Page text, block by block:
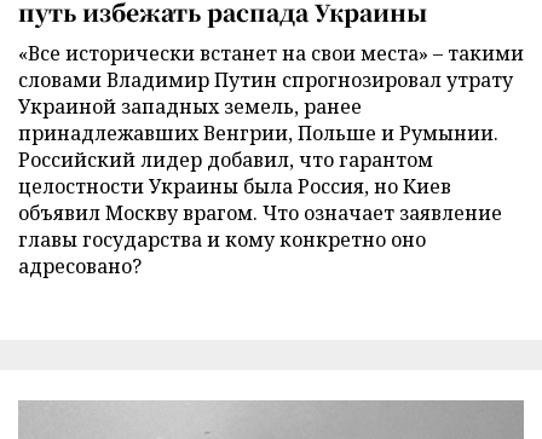
путь избежать распада Украины
«Все исторически встанет на свои места» – такими
словами Владимир Путин спрогнозировал утрату
Украиной западных земель, ранее
принадлежавших Венгрии, Польше и Румынии.
Российский лидер добавил, что гарантом
целостности Украины была Россия, но Киев
объявил Москву врагом. Что означает заявление
главы государства и кому конкретно оно
адресовано?